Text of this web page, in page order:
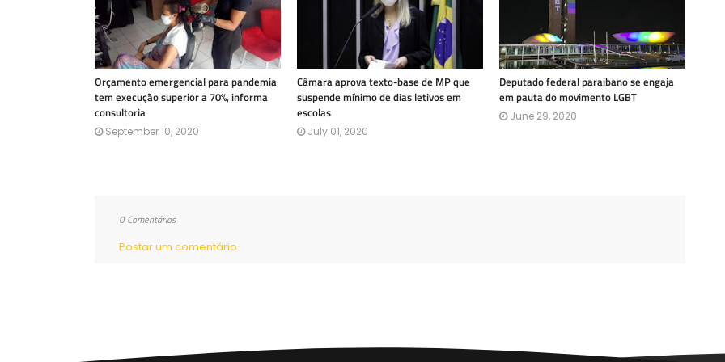
Orçamento emergencial para pandemia
tem execução superior a 70%, informa
consultoria
September 10, 2020
Câmara aprova texto-base de MP que
suspende mínimo de dias letivos em
escolas
July 01, 2020
Deputado federal paraibano se engaja
em pauta do movimento LGBT
June 29, 2020
0 Comentários
Postar um comentário